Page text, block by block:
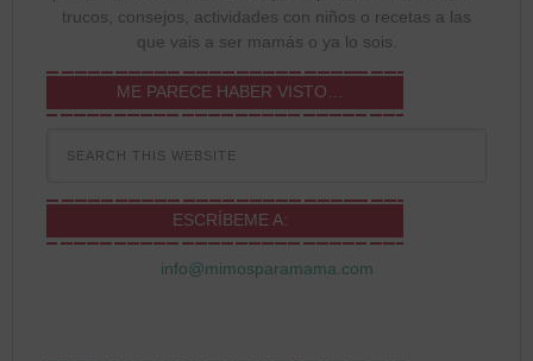
trucos, consejos, actividades con niños o recetas a las
que vais a ser mamás o ya lo sois.
ME PARECE HABER VISTO…
ESCRÍBEME A:
info@mimosparamama.com